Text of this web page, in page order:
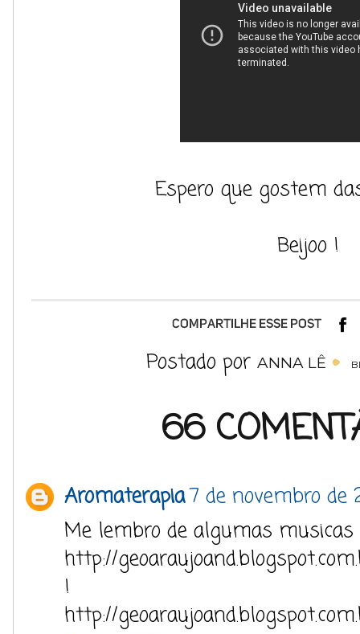
Espero que gostem
Beijoo !
Postado por ANNA LÊ
66
Aromaterapia7 de novembro de
Me lembro de algumas musicas
http://
!
http://